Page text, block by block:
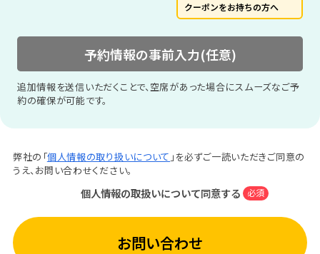
クーポンをお持ちの方へ
予約情報の事前入力(任意)
追加情報を送信いただくことで、空席があった場合にスムーズなご予
約の確保が可能です。
弊社の「個人情報の取り扱いについて 」を必ずご一読いただきご同意の
うえ、お問い合わせください。
個人情報の取扱いについて同意する 必須
お問い合わせ